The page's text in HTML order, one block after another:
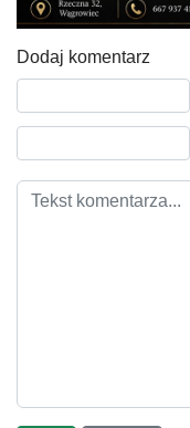
Dodaj komentarz
Tekst komentarza